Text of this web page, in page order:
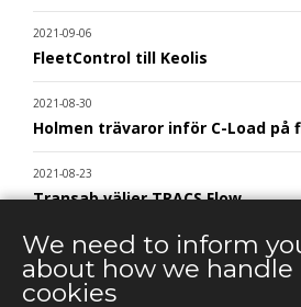
2021-09-06
FleetControl till Keolis
2021-08-30
Holmen trävaror inför C-Load på
2021-08-23
Transab väljer TRACS Flow
2021-08-19
Avtal med Statens vegvesen -
We need to inform
about how we handle
cookies